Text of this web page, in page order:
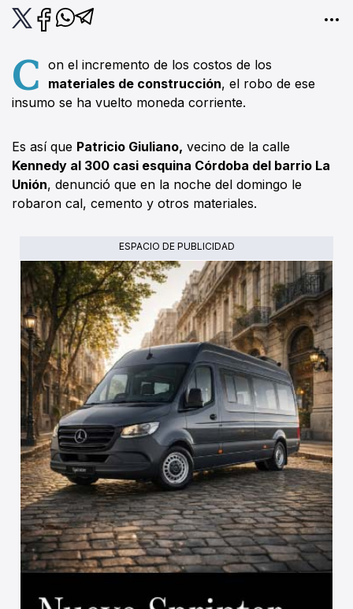
C
on el incremento de los costos de los
materiales de construcción, el robo de ese
insumo se ha vuelto moneda corriente.
Es así que Patricio Giuliano, vecino de la calle
Kennedy al 300 casi esquina Córdoba del barrio La
Unión, denunció que en la noche del domingo le
robaron cal, cemento y otros materiales.
ESPACIO DE PUBLICIDAD